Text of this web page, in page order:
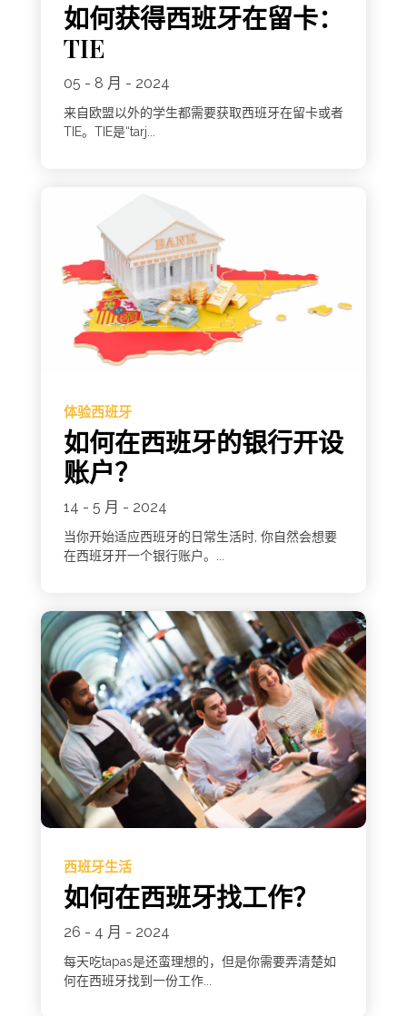
如何获得西班牙在留卡：
TIE
05 - 8 月 - 2024
来自欧盟以外的学生都需要获取西班牙在留卡或者
TIE。TIE是“tarj...
体验西班牙
如何在西班牙的银行开设
账户？
14 - 5 月 - 2024
当你开始适应西班牙的日常生活时, 你自然会想要
在西班牙开一个银行账户。...
西班牙生活
如何在西班牙找工作？
26 - 4 月 - 2024
每天吃tapas是还蛮理想的，但是你需要弄清楚如
何在西班牙找到一份工作...